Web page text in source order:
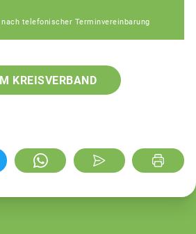
telefonischer Terminvereinbarung
KREISVERBAND